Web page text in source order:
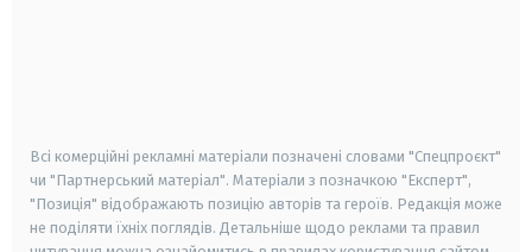
Всі комерційні рекламні матеріали позначені словами "Спецпроєкт"
чи "Партнерський матеріал". Матеріали з позначкою "Експерт",
"Позиція" відображають позицію авторів та героїв. Редакція може
не поділяти їхніх поглядів. Детальніше щодо реклами та правил